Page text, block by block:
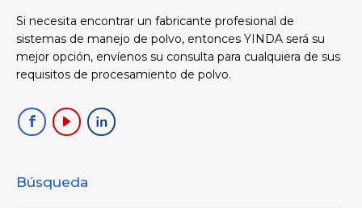
Si necesita encontrar un fabricante profesional de
sistemas de manejo de polvo, entonces YINDA será su
mejor opción, envíenos su consulta para cualquiera de sus
requisitos de procesamiento de polvo.
Búsqueda